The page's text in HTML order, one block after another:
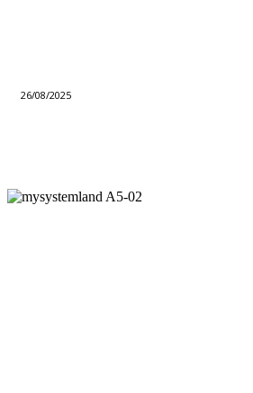
26/08/2025